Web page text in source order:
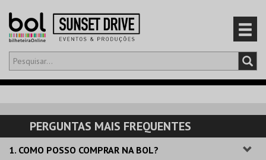
Olá,iniciar sessão
CARRINHO
EVENTOS
PERGUNTAS MAIS FREQUENTES
1. COMO POSSO COMPRAR NA BOL?